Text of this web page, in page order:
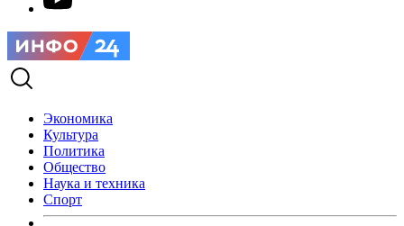
Экономика
Культура
Политика
Общество
Наука и техника
Спорт